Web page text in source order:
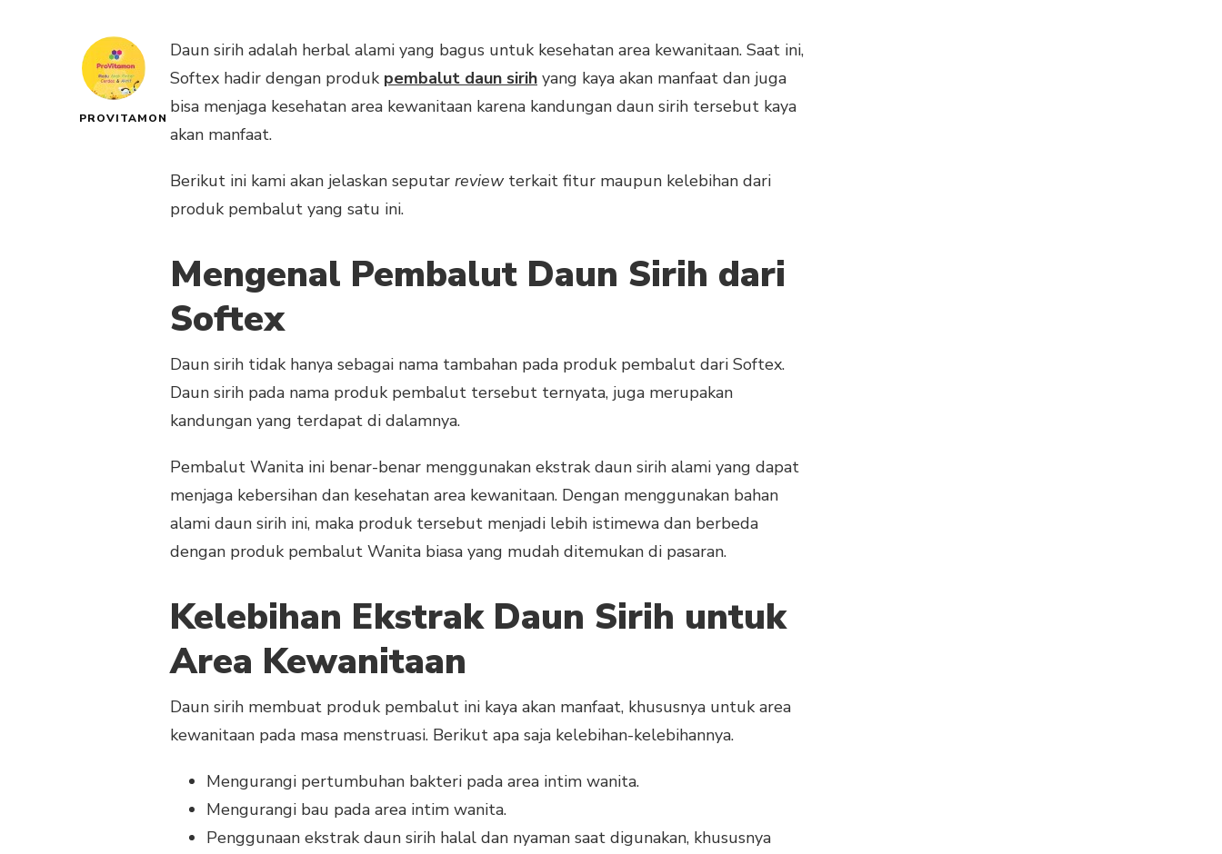
PROVITAMON
Daun sirih adalah herbal alami yang bagus untuk kesehatan area kewanitaan. Saat ini,
Softex hadir dengan produk pembalut daun sirih yang kaya akan manfaat dan juga
bisa menjaga kesehatan area kewanitaan karena kandungan daun sirih tersebut kaya
akan manfaat.
Berikut ini kami akan jelaskan seputar review terkait fitur maupun kelebihan dari
produk pembalut yang satu ini.
Mengenal Pembalut Daun Sirih dari
Softex
Daun sirih tidak hanya sebagai nama tambahan pada produk pembalut dari Softex.
Daun sirih pada nama produk pembalut tersebut ternyata, juga merupakan
kandungan yang terdapat di dalamnya.
Pembalut Wanita ini benar-benar menggunakan ekstrak daun sirih alami yang dapat
menjaga kebersihan dan kesehatan area kewanitaan. Dengan menggunakan bahan
alami daun sirih ini, maka produk tersebut menjadi lebih istimewa dan berbeda
dengan produk pembalut Wanita biasa yang mudah ditemukan di pasaran.
Kelebihan Ekstrak Daun Sirih untuk
Area Kewanitaan
Daun sirih membuat produk pembalut ini kaya akan manfaat, khususnya untuk area
kewanitaan pada masa menstruasi. Berikut apa saja kelebihan-kelebihannya.
Mengurangi pertumbuhan bakteri pada area intim wanita.
Mengurangi bau pada area intim wanita.
Penggunaan ekstrak daun sirih halal dan nyaman saat digunakan, khususnya